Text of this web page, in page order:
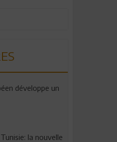
développe un
la nouvelle